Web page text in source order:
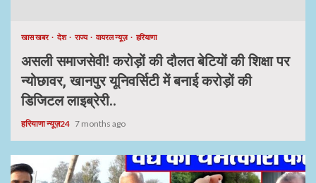
खास खबर देश राज्य वायरल न्यूज़ हरियाणा
असली समाजसेवी! करोड़ों की दौलत बेटियों की शिक्षा पर
न्योछावर, खानपुर यूनिवर्सिटी में बनाई करोड़ों की
डिजिटल लाइब्रेरी..
हरियाणा न्यूज़24 7 months ago